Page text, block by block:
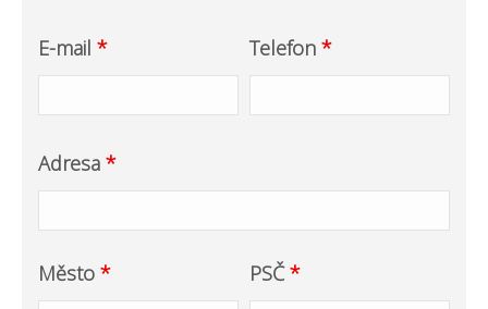
E-mail * Telefon *
Adresa *
Město * PSČ*